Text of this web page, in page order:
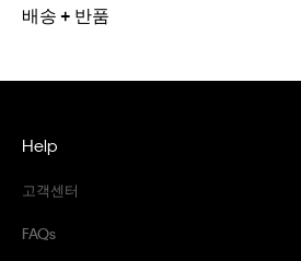
배송 + 반품
Help
고객센터
FAQs